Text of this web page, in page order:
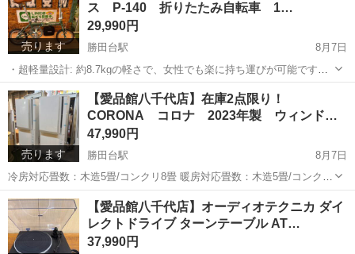
アノに近...
売ります
ス P-140 折りたたみ自転車 1…
29,990円
勝田台駅
8月7日
・超軽量設計: 約8.7kgの軽さで、女性でも楽に持ち運びが可能です。
・コンパクト収納: フレームだけでなくハンドルも折りたためるため、
狭いスペースや車のトランクにも積載できます。 ・サビに強い: アル
ミや防錆パーツを...
千葉 八千代市 勝田台駅 折りたたみ自転車
売ります
【愛品館八千代店】在庫2点限り！
CORONA コロナ 2023年製 ウィンド
エ…
47,990円
勝田台駅
8月7日
冷房対応畳数：木造5畳/コンクリ8畳 暖房対応畳数：木造5畳/コンクリ
6畳 2023年製/ReLaLaシリーズ 【付属品に関して】 窓枠パネル＆固定
ネジ一式・取説 補助金具・補助鍵・リモコン 取り付けに必要な...
千葉 八千代市 勝田台駅 季節、空調家電 商品
【愛品館八千代店】オーディオテクニカ ダイ
レクトドライブ ターンテーブル AT…
37,990円